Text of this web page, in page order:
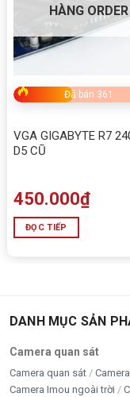
HÀNG ORDER
Đã bán 361
VGA GIGABYTE R7
D5 CŨ
450.000₫
ĐỌC TIẾP
DANH MỤC SẢN
Camera quan sát
Camera quan sát
Camera Imou ngoài trời